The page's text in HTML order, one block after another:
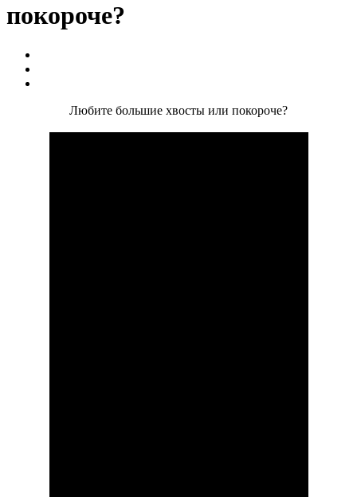
покороче?
Любите большие хвосты или покороче?